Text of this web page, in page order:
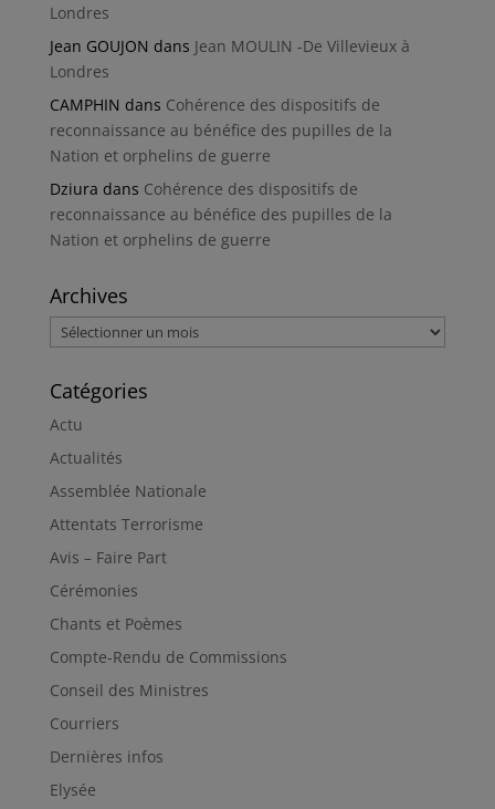
Londres
Jean GOUJON dans Jean MOULIN -De Villevieux à
Londres
CAMPHIN dans Cohérence des dispositifs de
reconnaissance au bénéfice des pupilles de la
Nation et orphelins de guerre
Dziura dans Cohérence des dispositifs de
reconnaissance au bénéfice des pupilles de la
Nation et orphelins de guerre
Archives
Archives
Catégories
Actu
Actualités
Assemblée Nationale
Attentats Terrorisme
Avis – Faire Part
Cérémonies
Chants et Poèmes
Compte-Rendu de Commissions
Conseil des Ministres
Courriers
Dernières infos
Elysée